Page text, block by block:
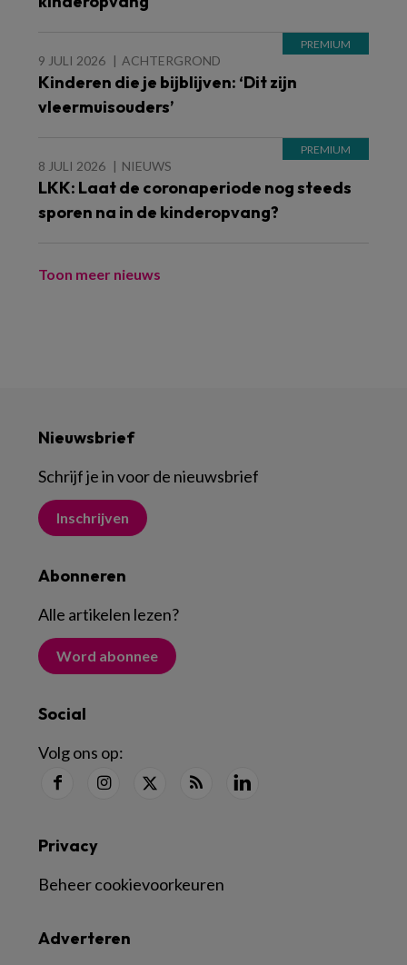
9 JULI 2026 ACHTERGROND
Kinderen die je bijblijven: ‘Dit zijn
vleermuisouders’
8 JULI 2026 NIEUWS
LKK: Laat de coronaperiode nog steeds
sporen na in de kinderopvang?
Toon meer nieuws
Nieuwsbrief
Schrijf je in voor de nieuwsbrief
Inschrijven
Abonneren
Alle artikelen lezen?
Word abonnee
Social
Volg ons op:
Adverteren
Privacy
Beheer cookievoorkeuren